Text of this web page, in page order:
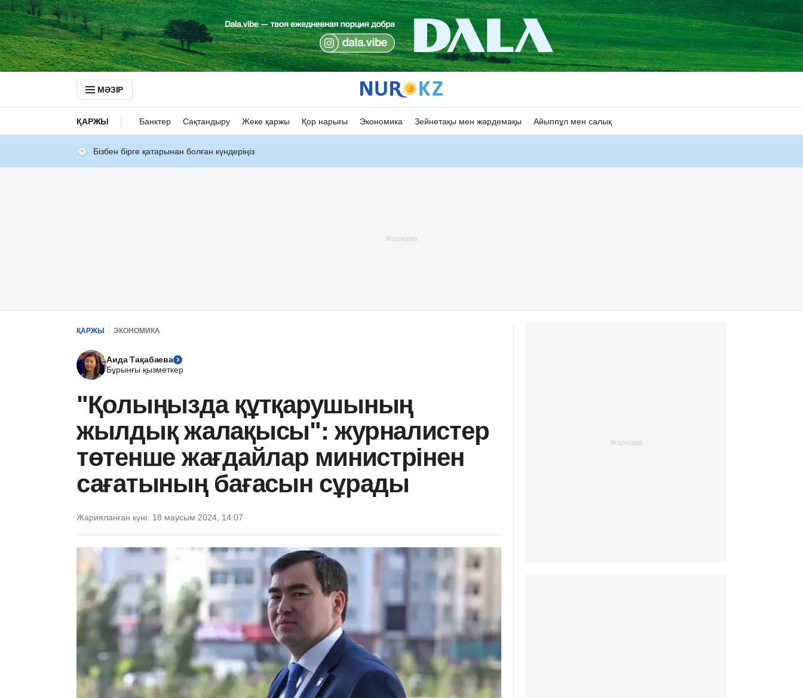
МӘЗІР
ҚАРЖЫ Банктер Сақтандыру Жеке қаржы Қор нарығы Экономика Зейнетақы мен жәрдемақы Айыппұл мен салық
Бізбен бірге қатарынан болған күндеріңіз
ҚАРЖЫ ЭКОНОМИКА
Аида Тақабаева
Бұрынғы қызметкер
"Қолыңызда құтқарушының
жылдық жалақысы": журналистер
төтенше жағдайлар министрінен
сағатының бағасын сұрады
Жарияланған күні: 18 маусым 2024, 14:07